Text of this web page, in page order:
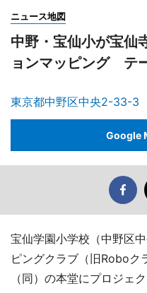
ニュース地図
中野・宝仙小が宝仙
ョンマッピング テ
東京都中野区中央2-33-
Google
宝仙学園小学校（中野区
ピングクラブ（旧Robo
（同）の本堂にプロジェ